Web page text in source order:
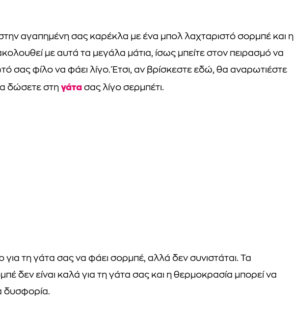
αγαπημένη σας καρέκλα με ένα μπολ λαχταριστό σορμπέ και η
με αυτά τα μεγάλα μάτια, ίσως μπείτε στον πειρασμό να
σας φίλο να φάει λίγο. Έτσι, αν βρίσκεστε εδώ, θα αναρωτιέστε
δώσετε στη γάτα σας λίγο σερμπέτι.
για τη γάτα σας να φάει σορμπέ, αλλά δεν συνιστάται. Τα
δεν είναι καλά για τη γάτα σας και η θερμοκρασία μπορεί να
δυσφορία.